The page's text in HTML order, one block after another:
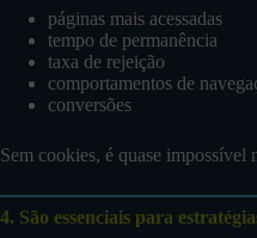
páginas mais acessadas
tempo de permanência
taxa de rejeição
comportamentos de
conversões
Sem cookies, é quase impossível
4. São essenciais para